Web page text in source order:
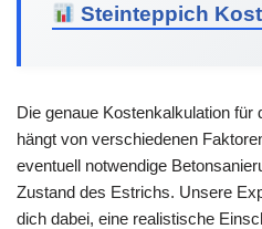
Steinteppich
Die genaue Kostenkalkulation für
hängt von verschiedenen
eventuell notwendige
Zustand des Estrichs. Unsere
dich dabei, eine realistische